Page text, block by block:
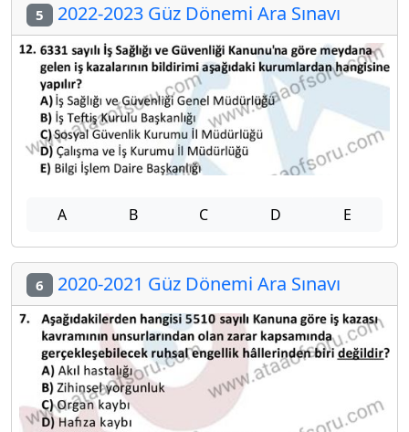
5 2022-2023 Güz Dönemi Ara Sınavı
A B C D E
6 2020-2021 Güz Dönemi Ara Sınavı